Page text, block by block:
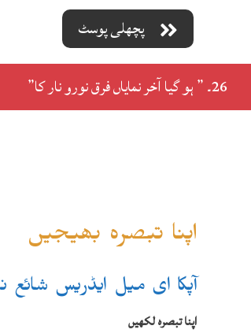
پچھلی پوسٹ
26۔ ” ہو گیا آخر نمایاں فرق نورو نار کا”
اپنا تبصرہ بھیجیں
آپکا ای میل ایڈریس شائع
اپنا تبصرہ لکھیں